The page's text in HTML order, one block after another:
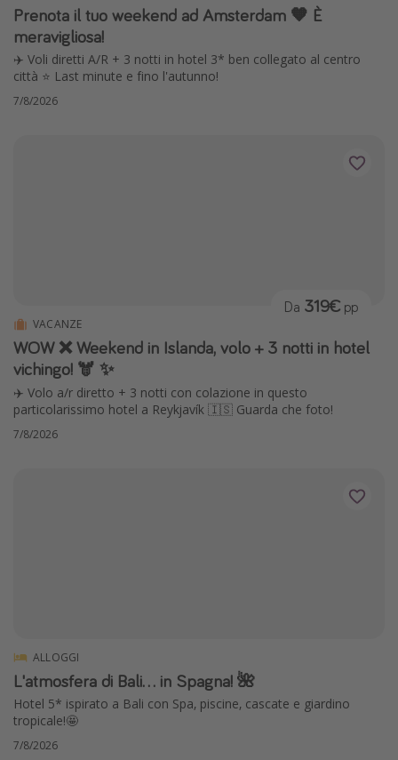
Prenota il tuo weekend ad Amsterdam 🧡 È
meravigliosa!
✈️ Voli diretti A/R + 3 notti in hotel 3* ben collegato al centro
città ⭐️ Last minute e fino l'autunno!
7/8/2026
VACANZE
WOW ❌ Weekend in Islanda, volo + 3 notti in hotel
vichingo! 🫎 ✨
✈️ Volo a/r diretto + 3 notti con colazione in questo
particolarissimo hotel a Reykjavík 🇮🇸 Guarda che foto!
Da 319€ pp
7/8/2026
ALLOGGI
L'atmosfera di Bali... in Spagna! 🌺
Hotel 5* ispirato a Bali con Spa, piscine, cascate e giardino
tropicale!🤩
7/8/2026